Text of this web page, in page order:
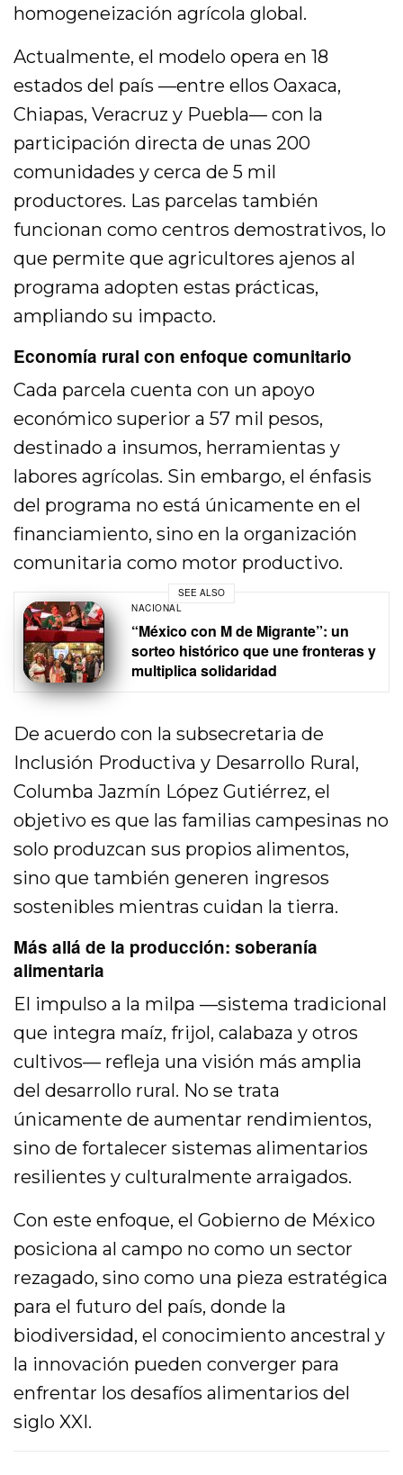
homogeneización agrícola global.
Actualmente, el modelo opera en 18
estados del país —entre ellos Oaxaca,
Chiapas, Veracruz y Puebla— con la
participación directa de unas 200
comunidades y cerca de 5 mil
productores. Las parcelas también
funcionan como centros demostrativos, lo
que permite que agricultores ajenos al
programa adopten estas prácticas,
ampliando su impacto.
Economía rural con enfoque comunitario
Cada parcela cuenta con un apoyo
económico superior a 57 mil pesos,
destinado a insumos, herramientas y
labores agrícolas. Sin embargo, el énfasis
del programa no está únicamente en el
financiamiento, sino en la organización
comunitaria como motor productivo.
SEE ALSO
NACIONAL
“México con M de Migrante”: un
sorteo histórico que une fronteras y
multiplica solidaridad
De acuerdo con la subsecretaria de
Inclusión Productiva y Desarrollo Rural,
Columba Jazmín López Gutiérrez, el
objetivo es que las familias campesinas no
solo produzcan sus propios alimentos,
sino que también generen ingresos
sostenibles mientras cuidan la tierra.
Más allá de la producción: soberanía
alimentaria
El impulso a la milpa —sistema tradicional
que integra maíz, frijol, calabaza y otros
cultivos— refleja una visión más amplia
del desarrollo rural. No se trata
únicamente de aumentar rendimientos,
sino de fortalecer sistemas alimentarios
resilientes y culturalmente arraigados.
Con este enfoque, el Gobierno de México
posiciona al campo no como un sector
rezagado, sino como una pieza estratégica
para el futuro del país, donde la
biodiversidad, el conocimiento ancestral y
la innovación pueden converger para
enfrentar los desafíos alimentarios del
siglo XXI.